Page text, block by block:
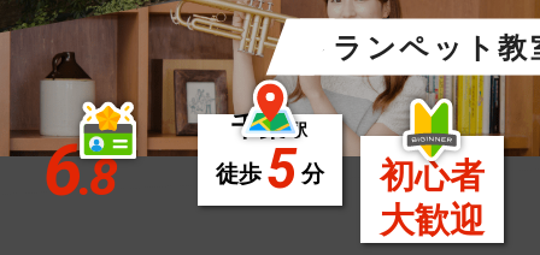
トランペット教
6.8
千葉駅
徒歩 5分
初心者
大歓迎